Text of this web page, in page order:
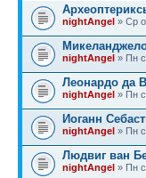
nightAngel » Ср
nightAngel » Пн
Леонардо да
nightAngel » Пн
Иоганн
nightAngel » Пн
Людвиг ван
nightAngel » Пн